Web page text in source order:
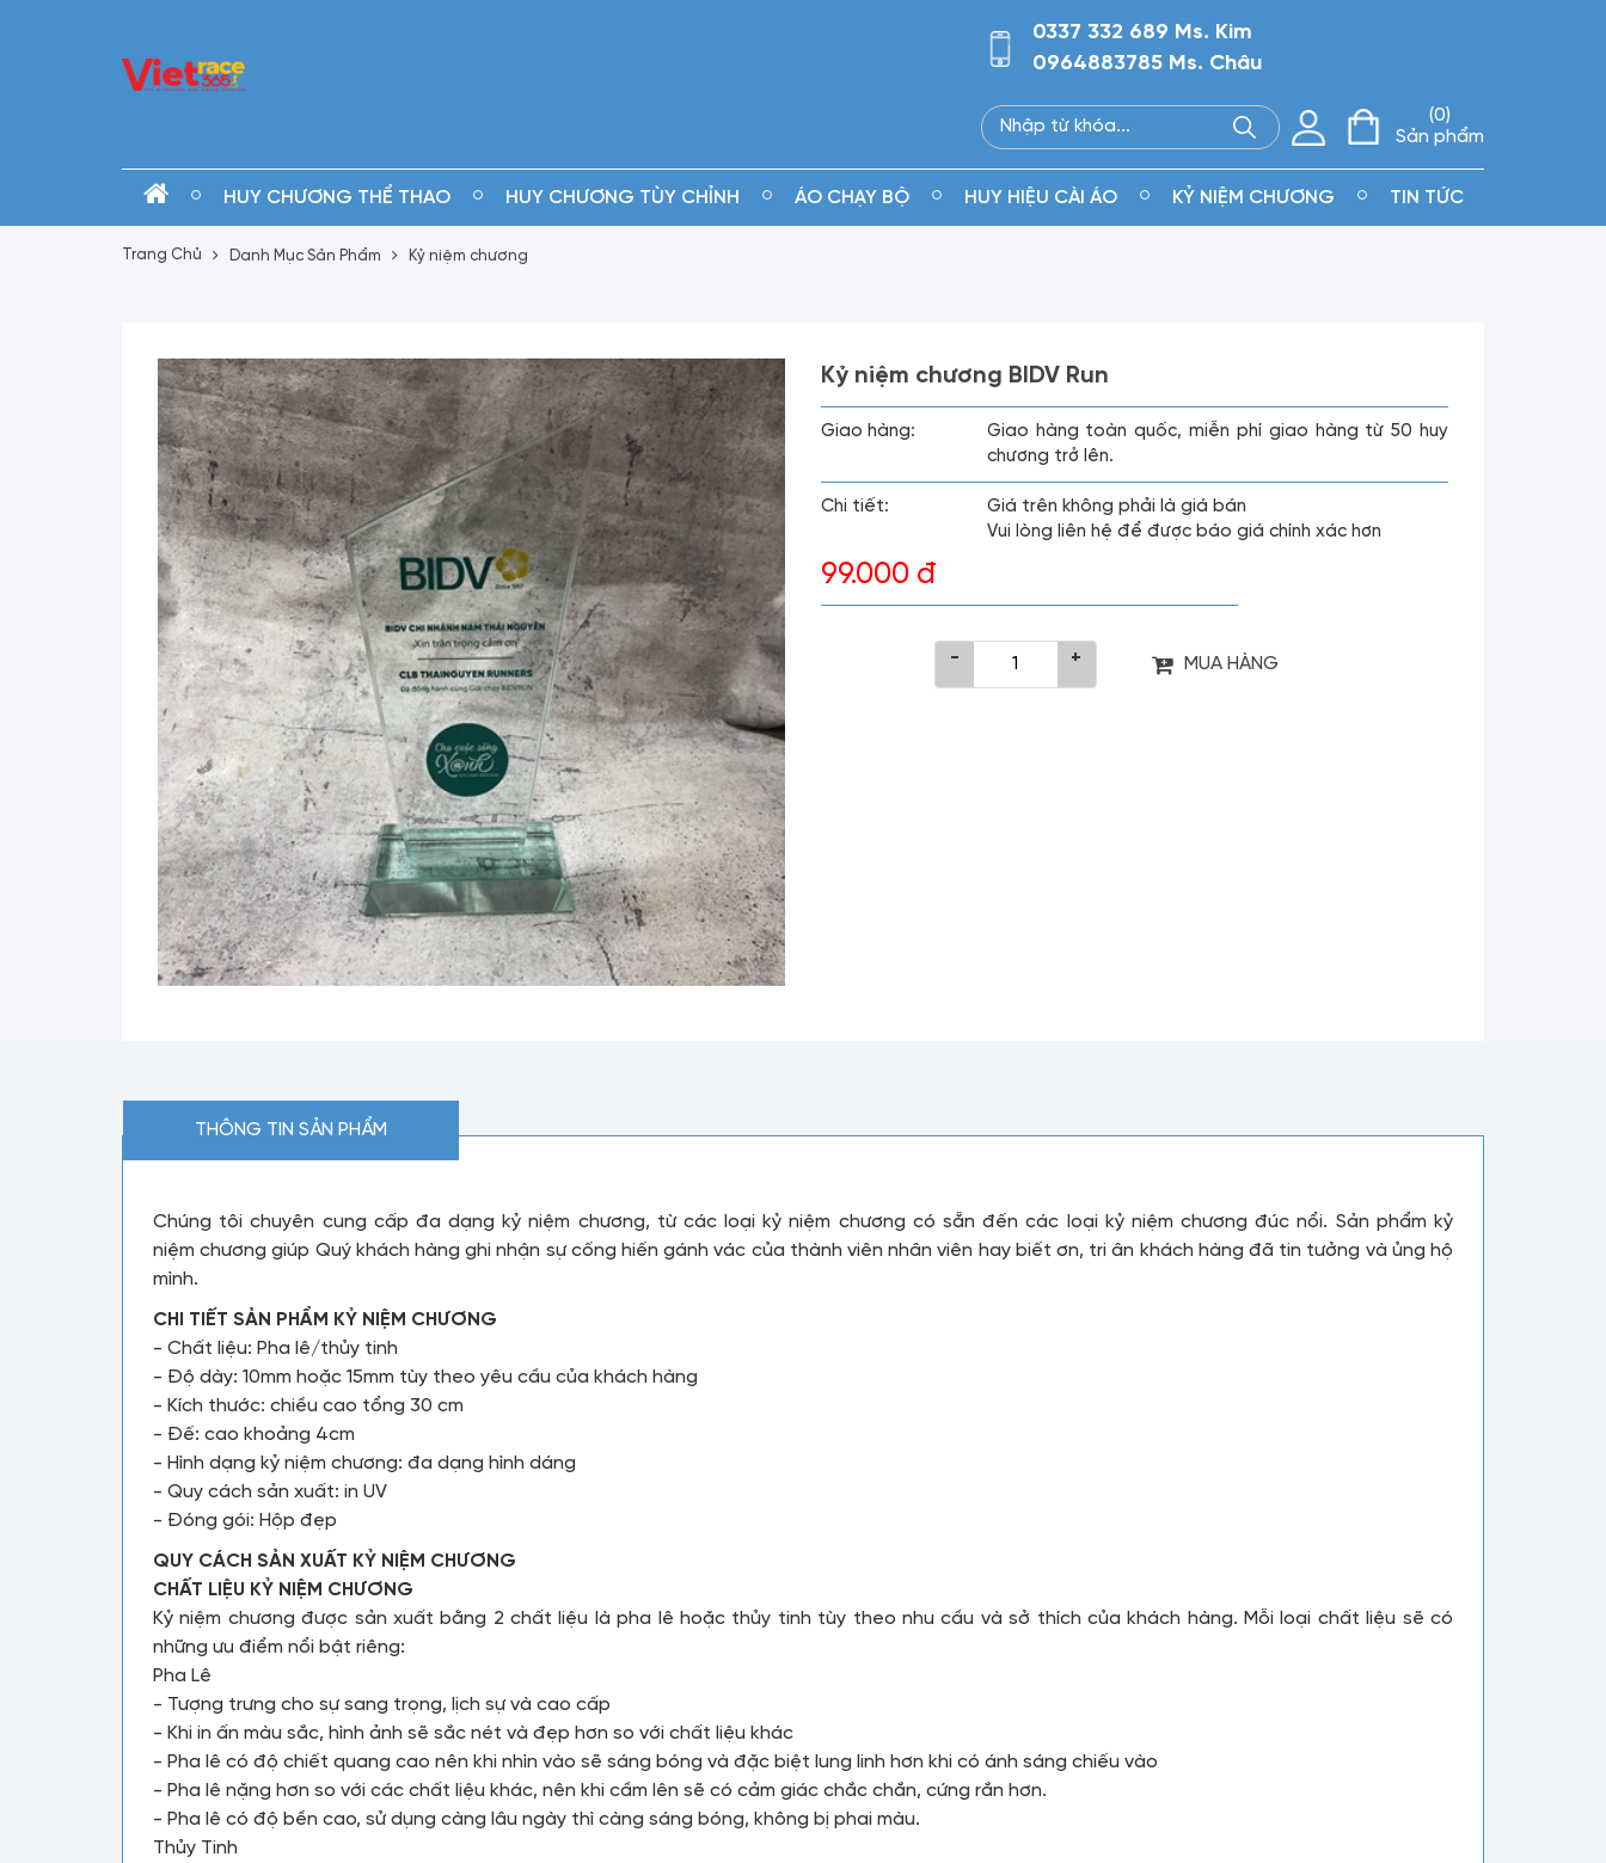
0337 332 689 Ms. Kim
0964883785 Ms. Châu
0
Sản phẩm
HUY CHƯƠNG THỂ THAO HUY CHƯƠNG TÙY CHỈNH ÁO CHẠY BỘ HUY HIỆU CÀI ÁO KỶ NIỆM CHƯƠNG TIN TỨC
Trang Chủ Danh Mục Sản Phẩm Kỷ niệm chương
Kỷ niệm chương BIDV Run
Giao hàng:
Giao hàng toàn quốc, miễn phí giao hàng từ 50 huy
chương trở lên.
Chi tiết:
Giá trên không phải là giá bán
Vui lòng liên hệ để được báo giá chính xác hơn
99.000 đ
- + MUA HÀNG
THÔNG TIN SẢN PHẨM
Chúng tôi chuyên cung cấp đa dạng kỷ niệm chương, từ các loại kỷ niệm chương có sẵn đến các loại kỷ niệm chương đúc nổi. Sản phẩm kỷ
niệm chương giúp Quý khách hàng ghi nhận sự cống hiến gánh vác của thành viên nhân viên hay biết ơn, tri ân khách hàng đã tin tưởng và ủng hộ
mình.
CHI TIẾT SẢN PHẨM KỶ NIỆM CHƯƠNG
- Chất liệu: Pha lê/thủy tinh
- Độ dày: 10mm hoặc 15mm tùy theo yêu cầu của khách hàng
- Kích thước: chiều cao tổng 30 cm
- Đế: cao khoảng 4cm
- Hình dạng kỷ niệm chương: đa dạng hình dáng
- Quy cách sản xuất: in UV
- Đóng gói: Hộp đẹp
QUY CÁCH SẢN XUẤT KỶ NIỆM CHƯƠNG
CHẤT LIỆU KỶ NIỆM CHƯƠNG
Kỷ niệm chương được sản xuất bằng 2 chất liệu là pha lê hoặc thủy tinh tùy theo nhu cầu và sở thích của khách hàng. Mỗi loại chất liệu sẽ có
những ưu điểm nổi bật riêng:
Pha Lê
- Tượng trưng cho sự sang trọng, lịch sự và cao cấp
- Khi in ấn màu sắc, hình ảnh sẽ sắc nét và đẹp hơn so với chất liệu khác
- Pha lê có độ chiết quang cao nên khi nhìn vào sẽ sáng bóng và đặc biệt lung linh hơn khi có ánh sáng chiếu vào
- Pha lê nặng hơn so với các chất liệu khác, nên khi cầm lên sẽ có cảm giác chắc chắn, cứng rắn hơn.
- Pha lê có độ bền cao, sử dụng càng lâu ngày thì càng sáng bóng, không bị phai màu.
Thủy Tinh